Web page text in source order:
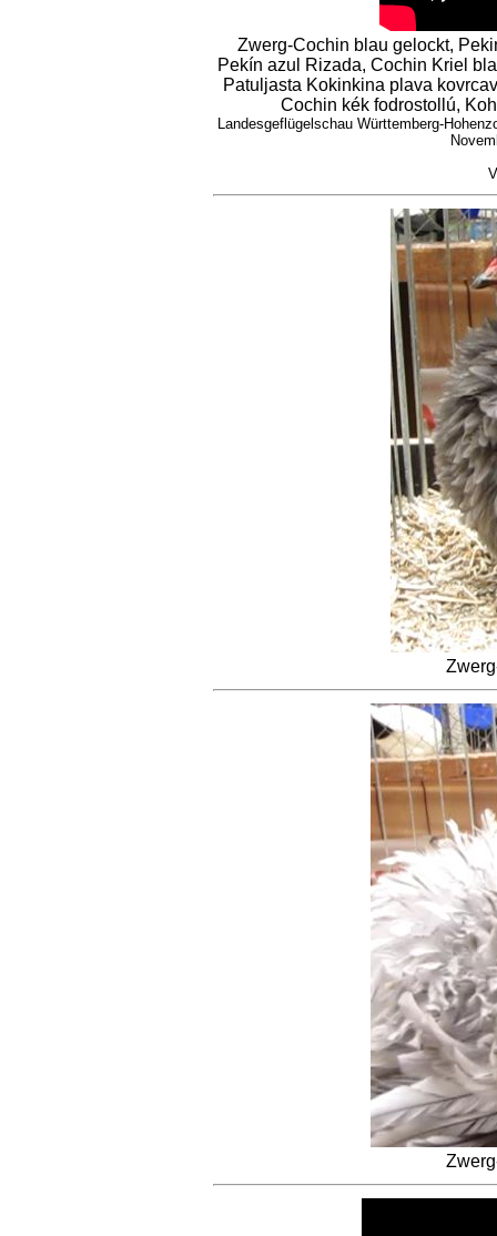
Zwerg-Cochin blau gelockt,
Pekín azul Rizada, Cochin Kriel
Patuljasta Kokinkina plava
Cochin kék fodrostollú,
Landesgeflügelschau Württemberg-